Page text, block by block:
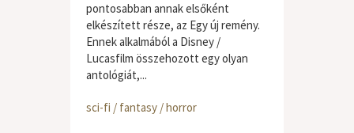
pontosabban annak elsőként
elkészített része, az Egy új remény.
Ennek alkalmából a Disney /
Lucasfilm összehozott egy olyan
antológiát,...
sci-fi / fantasy / horror